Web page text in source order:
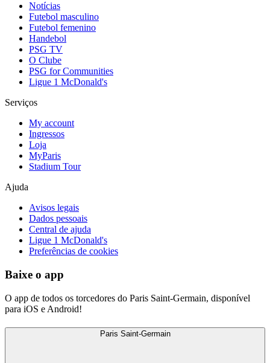
Notícias
Futebol masculino
Futebol femenino
Handebol
PSG TV
O Clube
PSG for Communities
Ligue 1 McDonald's
Serviços
My account
Ingressos
Loja
MyParis
Stadium Tour
Ajuda
Avisos legais
Dados pessoais
Central de ajuda
Ligue 1 McDonald's
Preferências de cookies
Baixe o app
O app de todos os torcedores do Paris Saint-Germain, disponível
para iOS e Android!
Paris Saint-Germain